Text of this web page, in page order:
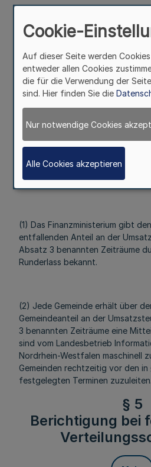
anhand der vom Landesbetrieb
Nordrhein-Westfalen
die Zahlbarmachung
(4) Die Auszahlung erfolgt durch
§ 4
(1) Das Finanzministerium gibt
entfallenden Anteil an der
Absatz 3 benannten Zeiträume
Runderlass bekannt.
(2) Jede Gemeinde erhält über
Gemeindeanteil an der
3 benannten Zeiträume eine
sind vom Landesbetrieb
Nordrhein-Westfalen maschinell
Gemeinden rechtzeitig vor den in
festgelegten Terminen zuzuleiten.
§ 5
Berichtigung bei
Cookie-
Auf dieser Seite werden
entweder allen Cookies
die für die Verwendung der
sind. Hier finden Sie die
Nur notwendige Cookies
Alle Cookies akzeptieren